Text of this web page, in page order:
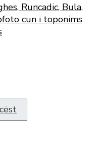
Runcadic, Bula,
cun i toponims